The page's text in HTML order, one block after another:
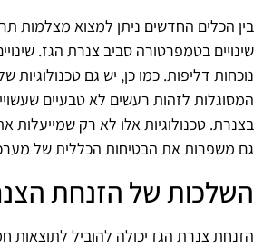
בין הכלים החדשים ניתן למצוא מצלמות
שינויים בטמפרטורה סביב צנרת הגז.
נוכחות דליפות. כמו כן, יש גם טכנולוגיות
המסוגלות לזהות רעשים לא טבעיים
בצנרת. טכנולוגיות אלו לא רק שמייעלות
גם משפרות את הבטיחות הכללית של
השלכות של הזנחת
הזנחת צנרת הגז יכולה להוביל לתוצאות